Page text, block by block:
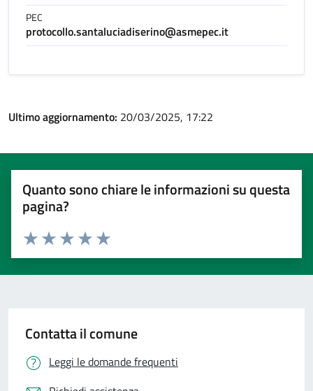
PEC
protocollo.santaluciadiserino@asmepec.it
Ultimo aggiornamento: 20/03/2025, 17:22
Quanto sono chiare le informazioni su questa
pagina?
Valuta 5 stelle su 5
Valuta 4 stelle su 5
Valuta 3 stelle su 5
Valuta 2 stelle su 5
Valuta 1 stelle su 5
Contatta il comune
Leggi le domande frequenti